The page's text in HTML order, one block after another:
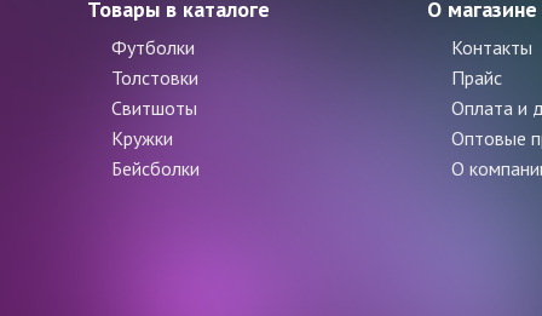
Товары в каталоге
Футболки
Толстовки
Свитшоты
Кружки
Бейсболки
О магазине
Контакты
Прайс
Оплата и
Оптовые
О